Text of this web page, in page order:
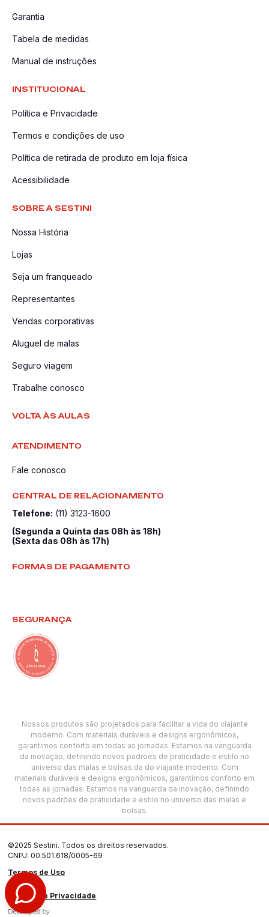
Garantia
Tabela de medidas
Manual de instruções
INSTITUCIONAL
Política e Privacidade
Termos e condições de uso
Política de retirada de produto em loja física
Acessibilidade
SOBRE A SESTINI
Nossa História
Lojas
Seja um franqueado
Representantes
Vendas corporativas
Aluguel de malas
Seguro viagem
Trabalhe conosco
VOLTA ÀS AULAS
ATENDIMENTO
Fale conosco
CENTRAL DE RELACIONAMENTO
Telefone: (11) 3123-1600
(Segunda a Quinta das 08h às 18h)
(Sexta das 08h às 17h)
FORMAS DE PAGAMENTO
SEGURANÇA
Nossos produtos são projetados para facilitar a vida do viajante
moderno. Com materiais duráveis e designs ergonômicos,
garantimos conforto em todas as jornadas. Estamos na vanguarda
da inovação, definindo novos padrões de praticidade e estilo no
universo das malas e bolsas.da do viajante moderno. Com
materiais duráveis e designs ergonômicos, garantimos conforto em
todas as jornadas. Estamos na vanguarda da inovação, definindo
novos padrões de praticidade e estilo no universo das malas e
bolsas.
©2025 Sestini. Todos os direitos reservados.
CNPJ: 00.501.618/0005-69
Termos de Uso
Política de Privacidade